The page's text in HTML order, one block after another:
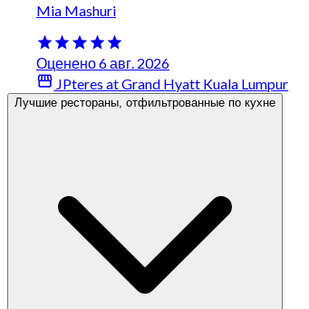
Mia Mashuri
Оценено 6 авг. 2026
JPteres at Grand Hyatt Kuala Lumpur
Лучшие рестораны, отфильтрованные по кухне